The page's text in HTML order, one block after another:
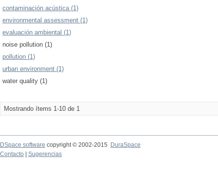
contaminación acústica (1)
environmental assessment (1)
evaluación ambiental (1)
noise pollution (1)
pollution (1)
urban environment (1)
water quality (1)
Mostrando ítems 1-10 de 1
DSpace software copyright © 2002-2015
DuraSpace
Contacto
Sugerencias